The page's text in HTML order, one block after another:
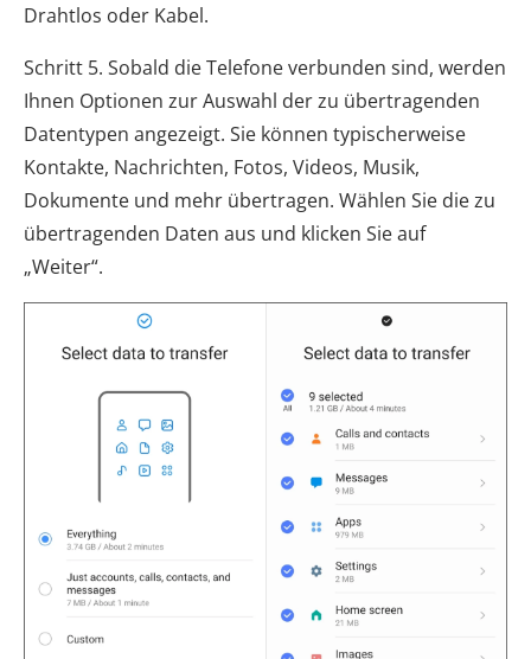
Drahtlos oder Kabel.
Schritt 5. Sobald die Telefone verbunden sind, werden
Ihnen Optionen zur Auswahl der zu übertragenden
Datentypen angezeigt. Sie können typischerweise
Kontakte, Nachrichten, Fotos, Videos, Musik,
Dokumente und mehr übertragen. Wählen Sie die zu
übertragenden Daten aus und klicken Sie auf
„Weiter“.